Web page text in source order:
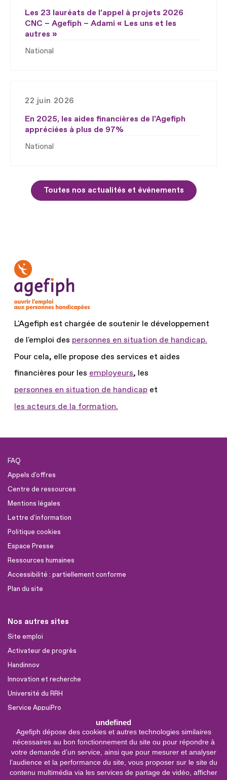
undefined
Agefiph dépose des cookies et autres technologies similaires
nécessaires au bon fonctionnement du site ou pour répondre à
votre demande d’un service, ainsi que pour mesurer et analyser
l’audience et la performance du site, vous proposer sur le site du
contenu multimédia via les services de partage de vidéo, afficher
Les 23 lauréats de l’appel à projets 2026
CNC – Agefiph – Adami « Les uns et les
autres »
National
22 juin 2026
En 2025, les aides financières de l'Agefiph
appréciées à plus de 97%
National
Toutes nos actualités et événements
L'Agefiph est chargée de soutenir le développement
de l'emploi des personnes en situation de handicap.
Pour cela, elle propose des services et aides
financières pour les employeurs, les
personnes en situation de handicap et
les acteurs de la formation.
FAQ
Appels d'offres
Centre de ressources
Mentions légales
Lettre d'information
Politique cookies
Espace Presse
Ressources humaines
Accessibilité : partiellement conforme
Plan du site
Nos autres sites
Site emploi
Activateur de progrès
Handinnov
Innovation et recherche
Université du RRH
Service AppuiPro
Nous suivre
Youtube
Linkedin